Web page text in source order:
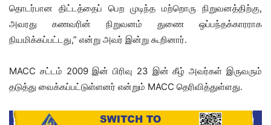
தொடர்பான திட்டத்தைப் பெற முடிந்த மற்றொரு நிறுவனத்திற்கு,
அவரது கணவரின் நிறுவனம் துணை ஒப்பந்தக்காரராக
நியமிக்கப்பட்டது,” என்று அவர் இன்று கூறினார்.
MACC சட்டம் 2009 இன் பிரிவு 23 இன் கீழ் அவர்கள் இருவரும்
தடுத்து வைக்கப்பட்டுள்ளனர் என்றும் MACC தெரிவித்துள்ளது.